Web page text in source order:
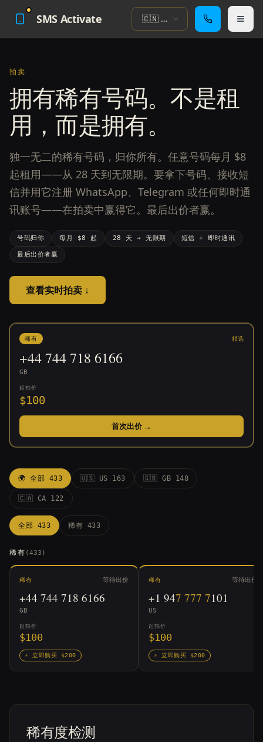
SMS Activate 🇨🇳 中
文
拍卖
拥有稀有号码。不是租
用，而是拥有。
独一无二的稀有号码，归你所有。任意号码每月 $8
起租用——从 28 天到无限期。要拿下号码、接收短
信并用它注册 WhatsApp、Telegram 或任何即时通
讯账号——在拍卖中赢得它。最后出价者赢。
号码归你 每月 $8 起 28 天 → 无限期 短信 + 即时通讯
最后出价者赢
查看实时拍卖 ↓
稀有 精选
+44744 718 6166
GB
起拍价
$100
首次出价 →
🌍 全部 433 🇺🇸 US 163 🇬🇧 GB 148
🇨🇦 CA 122
全部 433 稀有 433
稀有 (433)
稀有 等待出价
+44 744 718 6166
GB
起拍价
$100
⚡ 立即购买 $200
稀有 等待出价
+1 947 777 7101
US
起拍价
$100
⚡ 立即购买 $200
稀有度检测